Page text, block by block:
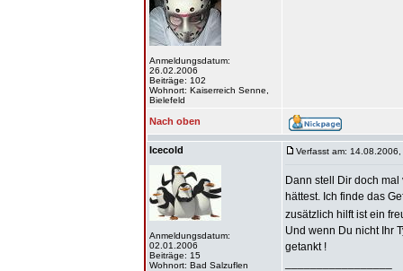
Anmeldungsdatum:
26.02.2006
Beiträge: 102
Wohnort: Kaiserreich Senne,
Bielefeld
Nach oben
Icecold
Anmeldungsdatum:
02.01.2006
Beiträge: 15
Wohnort: Bad Salzuflen
Verfasst am:
Dann stell Dir doch
hättest. Ich finde das
zusätzlich hilft ist ein
Und wenn Du nicht Ihr
getankt !